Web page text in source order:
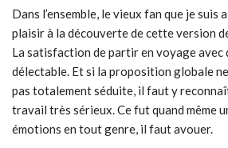
Dans l’ensemble, le vieux fan que je suis
plaisir à la découverte de cette version
La satisfaction de partir en voyage avec
délectable. Et si la proposition globale
pas totalement séduite, il faut y
travail très sérieux. Ce fut quand même
émotions en tout genre, il faut avouer.